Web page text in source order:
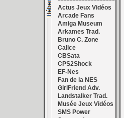
Actus Jeux Vidéos
Arcade Fans
Amiga Museum
Arkames Trad.
Bruno C. Zone
Calice
CBSata
CPS2Shock
EF-Nes
Fan de la NES
GirlFriend Adv.
Landstalker Trad.
Musée Jeux Vidéos
SMS Power